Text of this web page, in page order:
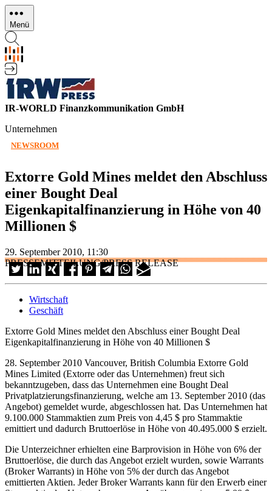
Direkt
zum
Inhalt
Menü
IR-WORLD Finanzkommunikation GmbH
Unternehmen
NEWSROOM
Extorre Gold Mines meldet den Abschluss
einer Bought Deal
Eigenkapitalfinanzierung in Höhe von 40
Millionen $
29. September 2010, 11:30
PRESSEMITTEILUNG/PRESS RELEASE
Wirtschaft
Geschäft
Extorre Gold Mines meldet den Abschluss einer Bought Deal
Eigenkapitalfinanzierung in Höhe von 40 Millionen $
28. September 2010 Vancouver, British Columbia Extorre Gold
Mines Limited (Extorre oder das Unternehmen) freut sich
bekanntzugeben, dass das Unternehmen eine Bought Deal
Privatplatzierungsfinanzierung, welche am 13. September 2010 (das
Angebot) gemeldet wurde, abgeschlossen hat. Das Unternehmen hat
9.100.000 Stammaktien zum Preis von 4,45 $ pro Stammaktie
emittiert und dadurch Bruttoerlöse in Höhe von 40.495.000 $ erzielt.
Die Unterzeichner erhielten eine Barprovision in Höhe von 6% der
Bruttoerlöse, die durch das Angebot erzielt wurden, sowie Warrants
(Broker Warrants) in Höhe von 5% der durch das Angebot
emittierten Aktien. Jeder Broker Warrants kann für den Erwerb einer